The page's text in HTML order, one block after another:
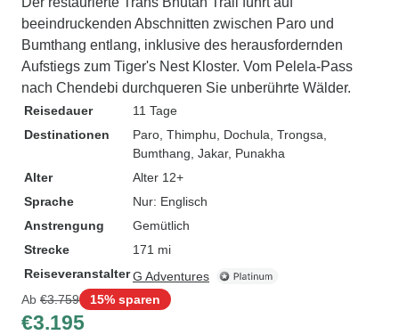
beeindruckenden Abschnitten zwischen Paro und
Bumthang entlang, inklusive des herausfordernden
Aufstiegs zum Tiger's Nest Kloster. Vom Pelela-Pass
nach Chendebi durchqueren Sie unberührte Wälder.
Reisedauer
11 Tage
Destinationen
Paro , Thimphu , Dochula , Trongsa
Bumthang , Jakar, Punakha
Alter
Alter 12+
Sprache
Nur: Englisch
Anstrengung
Gemütlich
Strecke
171 mi
ReiseveranstalterG Adventures
Ab €3.759 15% sparen
€3.195